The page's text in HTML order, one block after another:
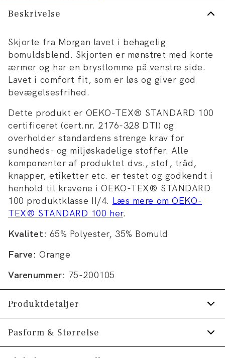
Beskrivelse
Skjorte fra Morgan lavet i behagelig
bomuldsblend. Skjorten er mønstret med korte
ærmer og har en brystlomme på venstre side.
Lavet i comfort fit, som er løs og giver god
bevægelsesfrihed.
Dette produkt er OEKO-TEX® STANDARD 100
certificeret (cert.nr. 2176-328 DTI) og
overholder standardens strenge krav for
sundheds- og miljøskadelige stoffer. Alle
komponenter af produktet dvs., stof, tråd,
knapper, etiketter etc. er testet og godkendt i
henhold til kravene i OEKO-TEX® STANDARD
100 produktklasse II/4. Læs mere om OEKO-
TEX® STANDARD 100 her.
Kvalitet: 65% Polyester, 35% Bomuld
Farve: Orange
Varenummer: 75-200105
Produktdetaljer
Certificeret med OEKO-TEX® STANDARD
100.
Pasform & Størrelse